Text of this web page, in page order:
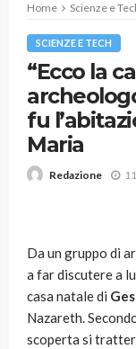
Home Scienze e
SCIENZE E TECH
“Ecco la
fu
Maria
Redazione
Da un gruppo di
a far discutere a
casa natale di
Nazareth.
scoperta si